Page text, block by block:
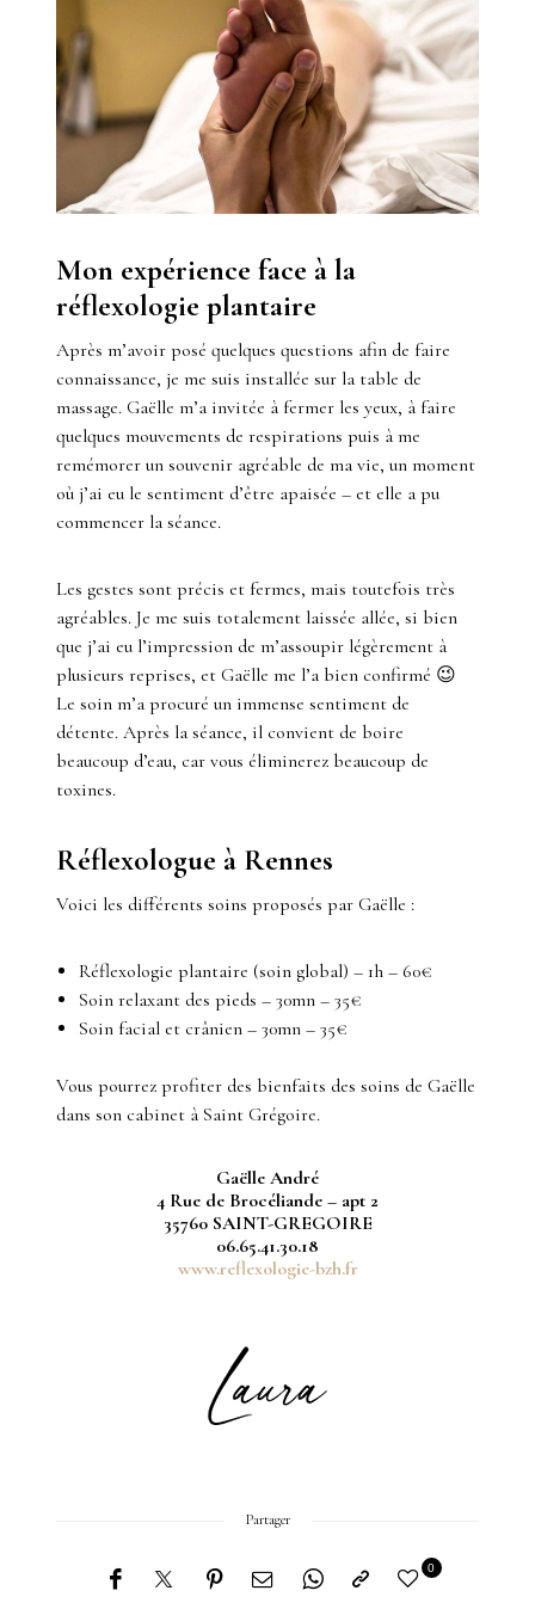
Mon expérience face à la
réflexologie plantaire
Après m’avoir posé quelques questions afin de faire
connaissance, je me suis installée sur la table de
massage. Gaëlle m’a invitée à fermer les yeux, à faire
quelques mouvements de respirations puis à me
remémorer un souvenir agréable de ma vie, un moment
où j’ai eu le sentiment d’être apaisée – et elle a pu
commencer la séance.
Les gestes sont précis et fermes, mais toutefois très
agréables. Je me suis totalement laissée allée, si bien
que j’ai eu l’impression de m’assoupir légèrement à
plusieurs reprises, et Gaëlle me l’a bien confirmé 😉
Le soin m’a procuré un immense sentiment de
détente. Après la séance, il convient de boire
beaucoup d’eau, car vous éliminerez beaucoup de
toxines.
Réflexologue à Rennes
Voici les différents soins proposés par Gaëlle :
Réflexologie plantaire (soin global) – 1h – 60€
Soin relaxant des pieds – 30mn – 35€
Soin facial et crânien – 30mn – 35€
Vous pourrez profiter des bienfaits des soins de Gaëlle
dans son cabinet à Saint Grégoire.
Gaëlle André
4 Rue de Brocéliande – apt 2
35760 SAINT-GREGOIRE
06.65.41.30.18
www.reflexologie-bzh.fr
Partager
0